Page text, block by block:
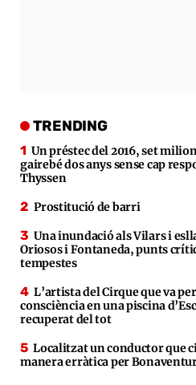
TRENDING
Un préstec del 2016, set
gairebé dos anys sense cap
Thyssen
Prostitució de barri
Una inundació als Vilars i
Oriosos i Fontaneda, punts
tempestes
L’artista del Cirque que va
consciència en una piscina
recuperat del tot
Localitzat un conductor que
manera erràtica per